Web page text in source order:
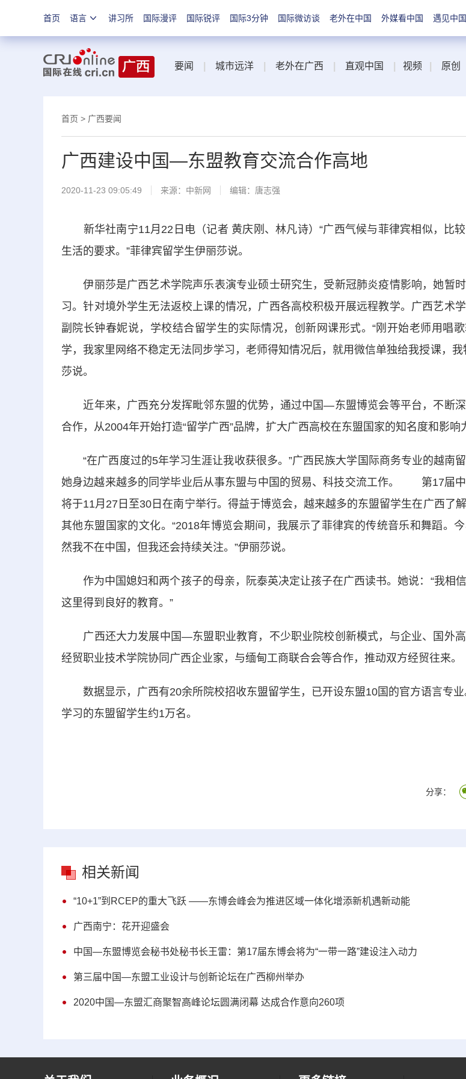
首页 语言 讲习所 国际漫评 国际锐评 国际3分钟 国际微访谈 老外在中国 外媒看中国 遇见中国
要闻 城市远洋 老外在广西 直观中国 视频 原创
首页 > 广西要闻
广西建设中国—东盟教育交流合作高地
2020-11-23 09:05:49 来源： 中新网 编辑：唐志强
新华社南宁11月22日电（记者 黄庆刚、林凡诗）“广西气候与菲律宾相似，比较
生活的要求。”菲律宾留学生伊丽莎说。
伊丽莎是广西艺术学院声乐表演专业硕士研究生，受新冠肺炎疫情影响，她暂
习。针对境外学生无法返校上课的情况，广西各高校积极开展远程教学。广西艺术
副院长钟春妮说，学校结合留学生的实际情况，创新网课形式。“刚开始老师用唱
学，我家里网络不稳定无法同步学习，老师得知情况后，就用微信单独给我授课，我
莎说。
近年来，广西充分发挥毗邻东盟的优势，通过中国—东盟博览会等平台，不断
合作，从2004年开始打造“留学广西”品牌，扩大广西高校在东盟国家的知名度和影响
“在广西度过的5年学习生涯让我收获很多。”广西民族大学国际商务专业的越南留
她身边越来越多的同学毕业后从事东盟与中国的贸易、科技交流工作。 第17届
将于11月27日至30日在南宁举行。得益于博览会，越来越多的东盟留学生在广西了
其他东盟国家的文化。“2018年博览会期间，我展示了菲律宾的传统音乐和舞蹈。
然我不在中国，但我还会持续关注。”伊丽莎说。
作为中国媳妇和两个孩子的母亲，阮泰英决定让孩子在广西读书。她说：“我相
这里得到良好的教育。”
广西还大力发展中国—东盟职业教育，不少职业院校创新模式，与企业、国外高
经贸职业技术学院协同广西企业家，与缅甸工商联合会等合作，推动双方经贸往来。
数据显示，广西有20余所院校招收东盟留学生，已开设东盟10国的官方语言专业
学习的东盟留学生约1万名。
分享：
相关新闻
“10+1”到RCEP的重大飞跃 ——东博会峰会为推进区域一体化增添新机遇新动能
广西南宁：花开迎盛会
中国—东盟博览会秘书处秘书长王雷：第17届东博会将为“一带一路”建设注入动力
第三届中国—东盟工业设计与创新论坛在广西柳州举办
2020中国—东盟汇商聚智高峰论坛圆满闭幕 达成合作意向260项